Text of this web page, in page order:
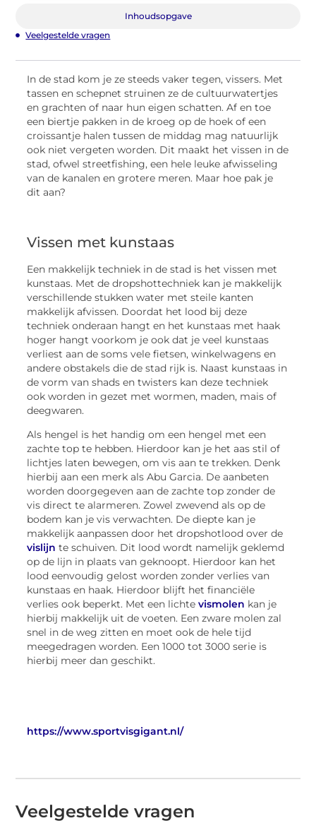
Inhoudsopgave
Veelgestelde vragen
In de stad kom je ze steeds vaker tegen, vissers. Met
tassen en schepnet struinen ze de cultuurwatertjes
en grachten of naar hun eigen schatten. Af en toe
een biertje pakken in de kroeg op de hoek of een
croissantje halen tussen de middag mag natuurlijk
ook niet vergeten worden. Dit maakt het vissen in de
stad, ofwel streetfishing, een hele leuke afwisseling
van de kanalen en grotere meren. Maar hoe pak je
dit aan?
Vissen met kunstaas
Een makkelijk techniek in de stad is het vissen met
kunstaas. Met de dropshottechniek kan je makkelijk
verschillende stukken water met steile kanten
makkelijk afvissen. Doordat het lood bij deze
techniek onderaan hangt en het kunstaas met haak
hoger hangt voorkom je ook dat je veel kunstaas
verliest aan de soms vele fietsen, winkelwagens en
andere obstakels die de stad rijk is. Naast kunstaas in
de vorm van shads en twisters kan deze techniek
ook worden in gezet met wormen, maden, mais of
deegwaren.
Als hengel is het handig om een hengel met een
zachte top te hebben. Hierdoor kan je het aas stil of
lichtjes laten bewegen, om vis aan te trekken. Denk
hierbij aan een merk als Abu Garcia. De aanbeten
worden doorgegeven aan de zachte top zonder de
vis direct te alarmeren. Zowel zwevend als op de
bodem kan je vis verwachten. De diepte kan je
makkelijk aanpassen door het dropshotlood over de
vislijn te schuiven. Dit lood wordt namelijk geklemd
op de lijn in plaats van geknoopt. Hierdoor kan het
lood eenvoudig gelost worden zonder verlies van
kunstaas en haak. Hierdoor blijft het financiële
verlies ook beperkt. Met een lichtevismolen kan je
hierbij makkelijk uit de voeten. Een zware molen zal
snel in de weg zitten en moet ook de hele tijd
meegedragen worden. Een 1000 tot 3000 serie is
hierbij meer dan geschikt.
https://www.sportvisgigant.nl/
Veelgestelde vragen